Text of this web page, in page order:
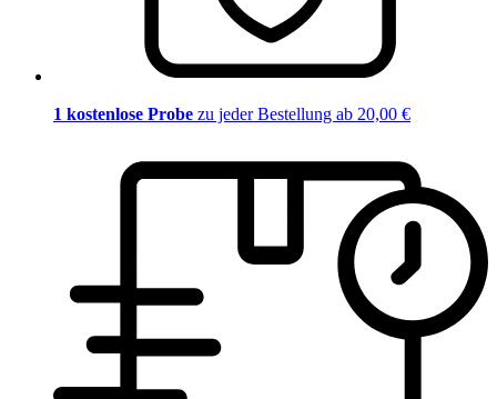
1 kostenlose Probe zu jeder Bestellung ab 20,00 €